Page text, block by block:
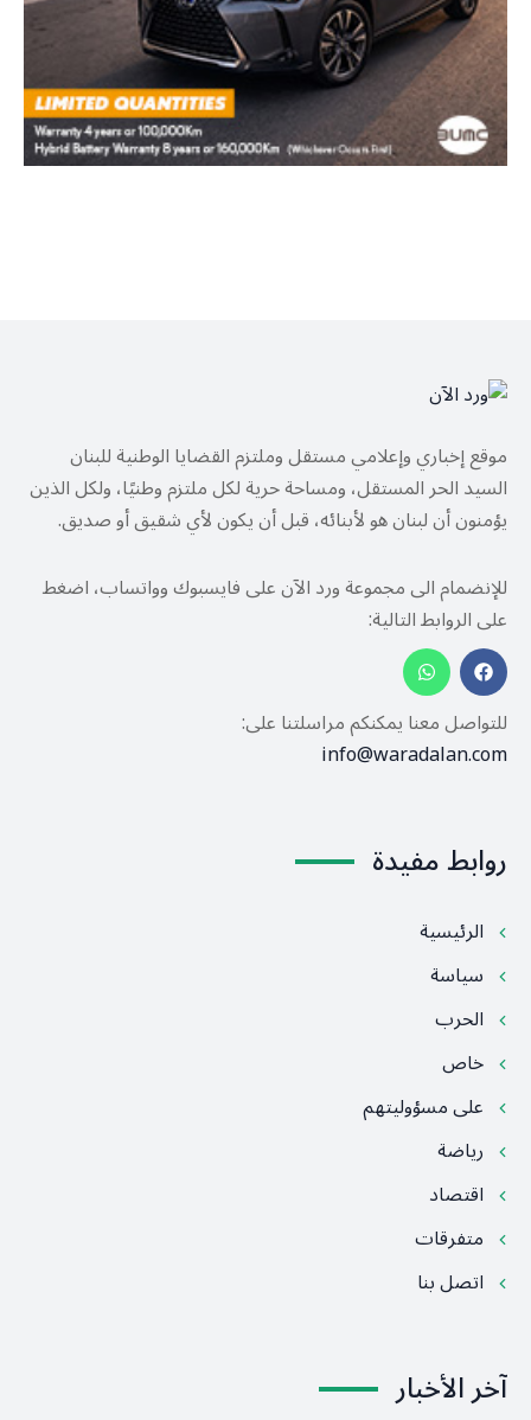
موقع إخباري وإعلامي مستقل وملتزم القضايا الوطنية للبنان
السيد الحر المستقل، ومساحة حرية لكل ملتزم وطنيًا، ولكل الذين
يؤمنون أن لبنان هو لأبنائه، قبل أن يكون لأي شقيق أو صديق.
للإنضمام الى مجموعة ورد الآن على فايسبوك وواتساب، اضغط
على الروابط التالية:
للتواصل معنا يمكنكم مراسلتنا على:
info@waradalan.com
روابط مفيدة
الرئيسية
سياسة
الحرب
خاص
على مسؤوليتهم
رياضة
اقتصاد
متفرقات
اتصل بنا
آخر الأخبار